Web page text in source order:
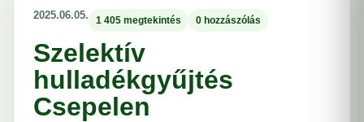
2025.06.05. 1 405 megtekintés 0 hozzászólás
Szelektív
hulladékgyűjtés
Csepelen